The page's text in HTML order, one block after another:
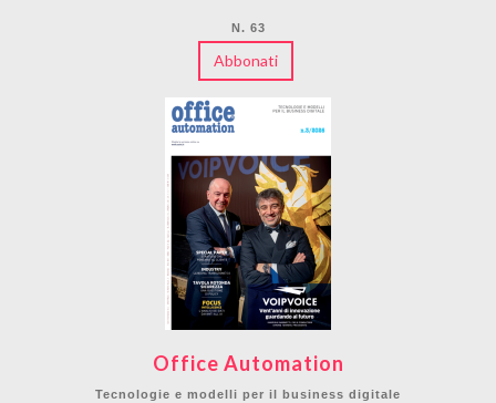
N. 63
Abbonati
Office Automation
Tecnologie e modelli per il business digitale